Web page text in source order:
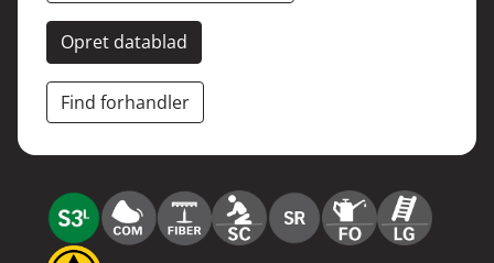
Opret datablad
Find forhandler